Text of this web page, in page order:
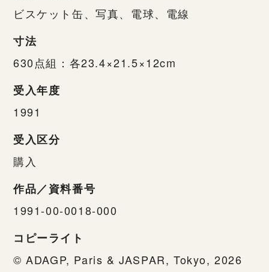
ビスケット缶、写真、電球、電線
寸法
630点組：各23.4×21.5×12cm
受入年度
1991
受入区分
購入
作品／資料番号
1991-00-0018-000
コピーライト
© ADAGP, Paris & JASPAR, Tokyo, 2026